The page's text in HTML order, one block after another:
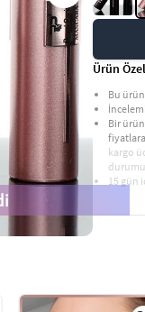
Ürün
Bu ürün
Bir
kargo
15 gün